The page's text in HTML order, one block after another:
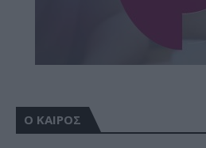
Ο ΚΑΙΡΟΣ